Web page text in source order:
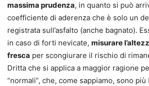
massima prudenza, in quanto si può
coefficiente di aderenza che è solo un
registrata sull’asfalto (anche bagnato).
in caso di forti nevicate, misurare
fresca per scongiurare il rischio di
Dritta che si applica a maggior ragione
“normali”, che, come sappiamo, sono più